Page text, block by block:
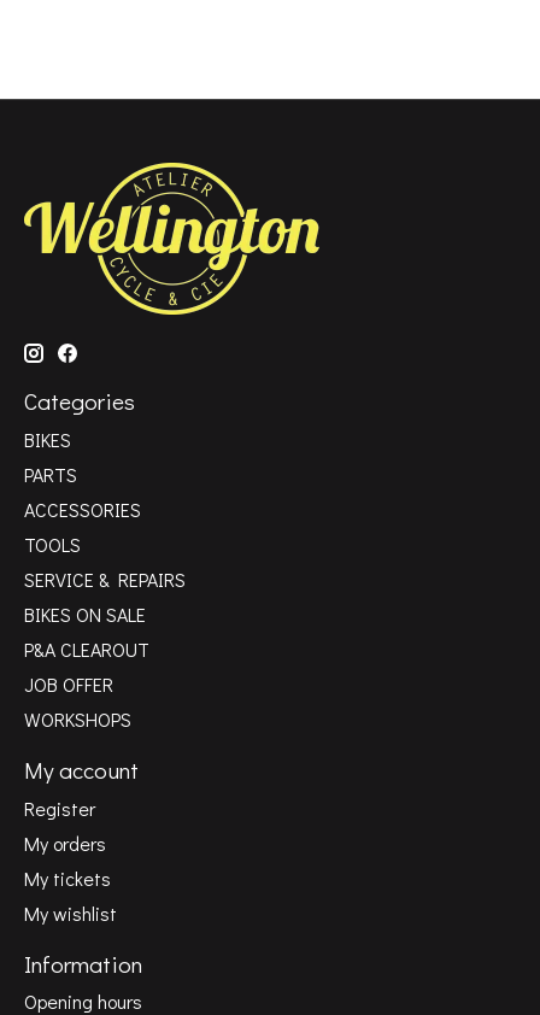
Categories
BIKES
PARTS
ACCESSORIES
TOOLS
SERVICE & REPAIRS
BIKES ON SALE
P&A CLEAROUT
JOB OFFER
WORKSHOPS
My account
Register
My orders
My tickets
My wishlist
Information
Opening hours